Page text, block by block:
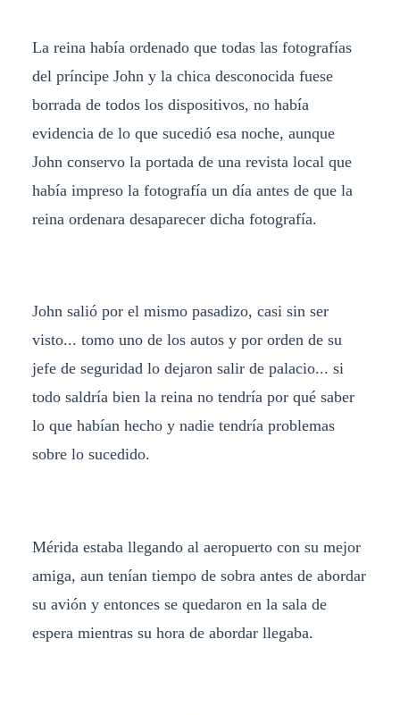
La reina había ordenado que todas las fotografías
del príncipe John y la chica desconocida fuese
borrada de todos los dispositivos, no había
evidencia de lo que sucedió esa noche, aunque
John conservo la portada de una revista local que
había impreso la fotografía un día antes de que la
reina ordenara desaparecer dicha fotografía.
John salió por el mismo pasadizo, casi sin ser
visto... tomo uno de los autos y por orden de su
jefe de seguridad lo dejaron salir de palacio... si
todo saldría bien la reina no tendría por qué saber
lo que habían hecho y nadie tendría problemas
sobre lo sucedido.
Mérida estaba llegando al aeropuerto con su mejor
amiga, aun tenían tiempo de sobra antes de abordar
su avión y entonces se quedaron en la sala de
espera mientras su hora de abordar llegaba.